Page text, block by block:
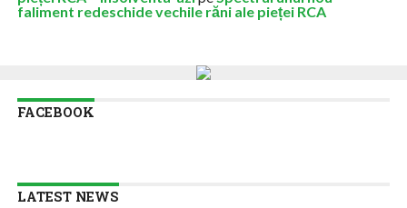
faliment redeschide vechile răni ale pieței RCA
FACEBOOK
LATEST NEWS